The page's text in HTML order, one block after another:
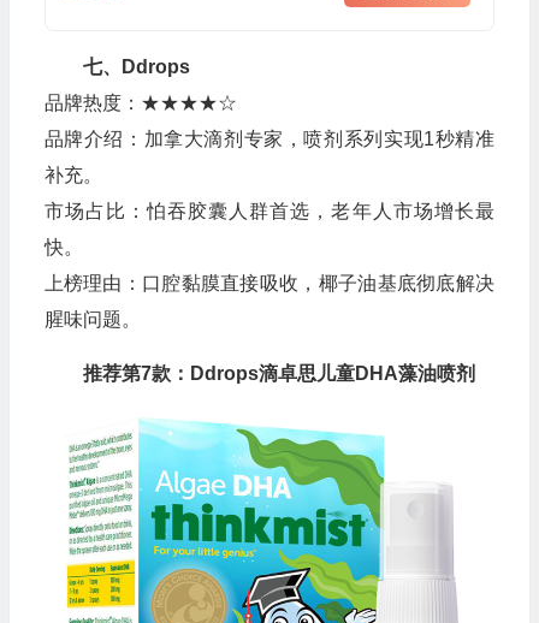
七、Ddrops
品牌热度：★★★★☆
品牌介绍：加拿大滴剂专家，喷剂系列实现1秒精准
补充。
市场占比：怕吞胶囊人群首选，老年人市场增长最
快。
上榜理由：口腔黏膜直接吸收，椰子油基底彻底解决
腥味问题。
推荐第7款：Ddrops滴卓思儿童DHA藻油喷剂